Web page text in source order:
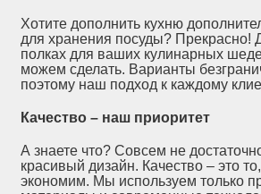
Хотите дополнить кухню
для хранения посуды? Прекрасно!
полках для ваших кулинарных
можем сделать. Варианты
поэтому наш подход к каждому
Качество – наш приоритет
А знаете что? Совсем не
красивый дизайн. Качество – это
экономим. Мы используем только